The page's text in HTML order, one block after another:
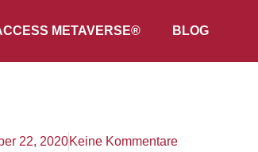
METAVERSE® BLOG
22, 2020Keine Kommentare